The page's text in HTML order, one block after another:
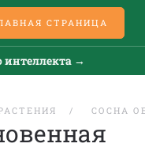
СТРАНИЦА
→
СОСНА